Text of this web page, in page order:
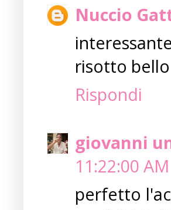
Nuccio
risotto
Rispondi
giovanni
11:22:00 AM
perfetto